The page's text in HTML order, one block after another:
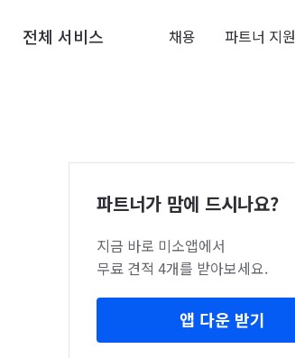
전체 서비스 채용 파트너 지원
파트너가 맘에 드시나요?
지금 바로 미소앱에서
무료 견적 4개를 받아보세요.
앱 다운 받기